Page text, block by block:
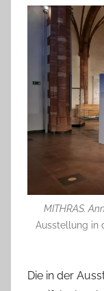
MITHRAS.
Ausstellung in
Die in der